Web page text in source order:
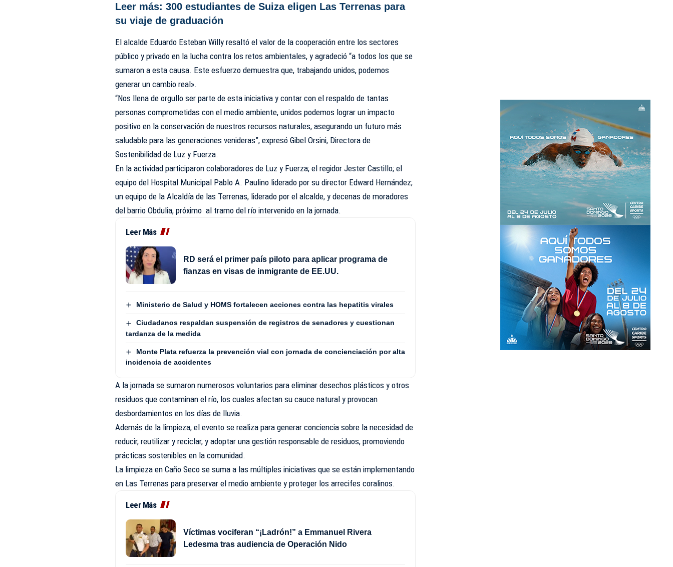
Leer más:300 estudiantes de Suiza eligen Las Terrenas para
su viaje de graduación
El alcalde Eduardo Esteban Willy resaltó el valor de la cooperación entre los sectores
público y privado en la lucha contra los retos ambientales, y agradeció “a todos los que se
sumaron a esta causa. Este esfuerzo demuestra que, trabajando unidos, podemos
generar un cambio real».
“Nos llena de orgullo ser parte de esta iniciativa y contar con el respaldo de tantas
personas comprometidas con el medio ambiente, unidos podemos lograr un impacto
positivo en la conservación de nuestros recursos naturales, asegurando un futuro más
saludable para las generaciones venideras”, expresó Gibel Orsini, Directora de
Sostenibilidad de Luz y Fuerza.
En la actividad participaron colaboradores de Luz y Fuerza; el regidor Jester Castillo; el
equipo del Hospital Municipal Pablo A. Paulino liderado por su director Edward Hernández;
un equipo de la Alcaldía de las Terrenas, liderado por el alcalde, y decenas de moradores
del barrio Obdulia, próximo al tramo del río intervenido en la jornada.
Leer Más
RD será el primer país piloto para aplicar programa de
fianzas en visas de inmigrante de EE.UU.
Ministerio de Salud y HOMS fortalecen acciones contra las hepatitis virales
Ciudadanos respaldan suspensión de registros de senadores y cuestionan
tardanza de la medida
Monte Plata refuerza la prevención vial con jornada de concienciación por alta
incidencia de accidentes
A la jornada se sumaron numerosos voluntarios para eliminar desechos plásticos y otros
residuos que contaminan el río, los cuales afectan su cauce natural y provocan
desbordamientos en los días de lluvia.
Además de la limpieza, el evento se realiza para generar conciencia sobre la necesidad de
reducir, reutilizar y reciclar, y adoptar una gestión responsable de residuos, promoviendo
prácticas sostenibles en la comunidad.
La limpieza en Caño Seco se suma a las múltiples iniciativas que se están implementando
en Las Terrenas para preservar el medio ambiente y proteger los arrecifes coralinos.
Leer Más
Víctimas vociferan “¡Ladrón!” a Emmanuel Rivera
Ledesma tras audiencia de Operación Nido